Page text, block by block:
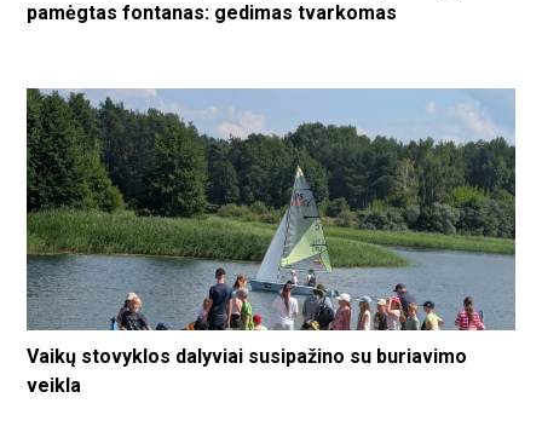
pamėgtas fontanas: gedimas tvarkomas
Vaikų stovyklos dalyviai susipažino su buriavimo
veikla